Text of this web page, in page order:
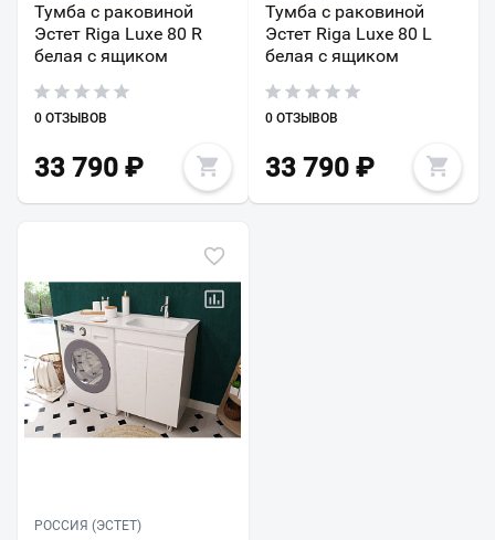
Тумба с раковиной
Эстет Riga Luxe 80 R
белая с ящиком
0 ОТЗЫВОВ
33 790 ₽
Тумба с раковиной
Эстет Riga Luxe 80 L
белая с ящиком
0 ОТЗЫВОВ
33 790₽
РОССИЯ (ЭСТЕТ)